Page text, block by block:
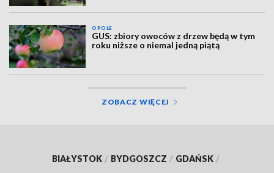
OPOLE
GUS: zbiory owoców z drzew będą w tym
roku niższe o niemal jedną piątą
ZOBACZ WIĘCEJ
BIAŁYSTOK / BYDGOSZCZ / GDAŃSK /